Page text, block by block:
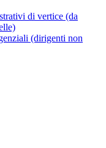
di vertice (da
(dirigenti non